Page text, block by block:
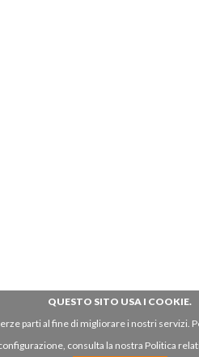
QUESTO SITO USA I COOKIE.
parti al fine di migliorare i nostri servizi.
consulta la nostra Politica